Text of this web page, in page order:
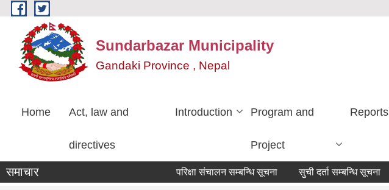
Skip to main content
Sundarbazar Municipality
Gandaki Province , Nepal
Home Act, law and
directives
Introduction Program and
Project
Reports
समाचार परिक्षा संचालन सम्बन्धि सूचना सुची दर्ता सम्बन्धि सूचना